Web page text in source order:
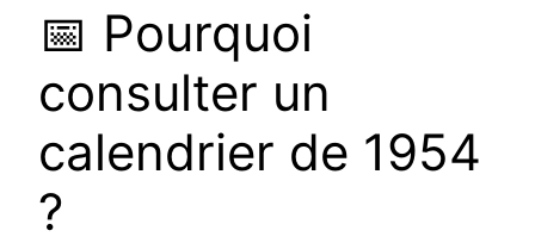
📅 Pourquoi
consulter un
calendrier de 1954
?